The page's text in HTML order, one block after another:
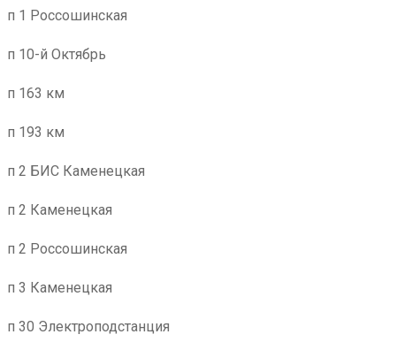
п 1 Россошинская
п 10-й Октябрь
п 163 км
п 193 км
п 2 БИС Каменецкая
п 2 Каменецкая
п 2 Россошинская
п 3 Каменецкая
п 30 Электроподстанция